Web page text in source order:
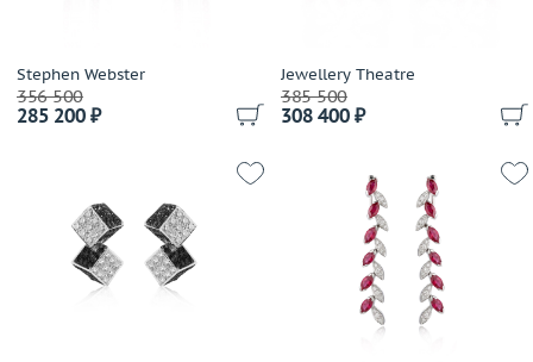
Stephen Webster
356 500
285 200 ₽
Jewellery Theatre
385 500
308 400 ₽